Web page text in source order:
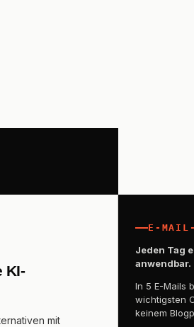
KI-
mit
E-MAIL-
Jeden Tag
anwendbar.
In 5 E-Mails
wichtigsten
keinem